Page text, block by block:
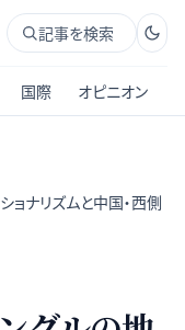
記事を検索
国際 オピニオン
ョナリズムと中国・西側